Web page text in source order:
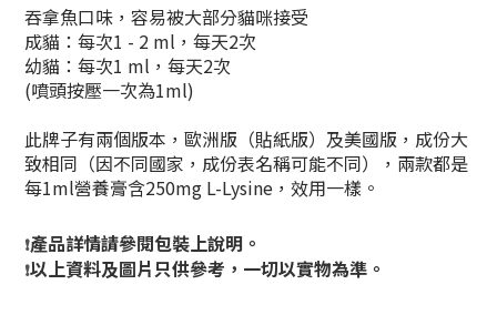
吞拿魚口味，容易被大部分貓咪接受
成貓：每次1 - 2 ml，每天2次
幼貓：每次1 ml，每天2次
(噴頭按壓一次為1ml)
此牌子有兩個版本，歐洲版（貼紙版）及美國版，成份大
致相同（因不同國家，成份表名稱可能不同），兩款都是
每1ml營養膏含250mg L-Lysine，效用一樣。
❗產品詳情請參閱包裝上說明。
❗以上資料及圖片只供參考，一切以實物為準。